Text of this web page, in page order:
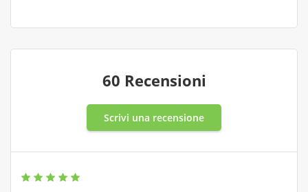
60 Recensioni
Scrivi una recensione